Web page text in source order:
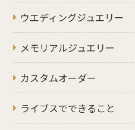
ウエディングジュエリー
メモリアルジュエリー
カスタムオーダー
ライブスでできること